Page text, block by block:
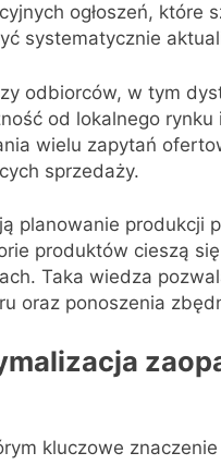
ogłoszeń, które
systematycznie
odbiorców, w tym
od lokalnego rynku
wielu zapytań
sprzedaży.
planowanie produkcji
produktów cieszą
Taka wiedza
oraz ponoszenia
kluczowe